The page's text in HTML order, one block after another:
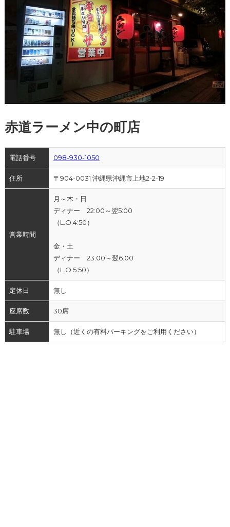
赤道ラーメン中の町店
電話番号 098-930-1050
住所 〒904-0031 沖縄県沖縄市上地2-2-19
営業時間
月～木・日
ディナー 22:00～翌5:00
（L.O.4:50）
金・土
ディナー 23:00～翌6:00
（L.O.5:50）
定休日 無し
座席数 30席
駐車場 無し（近くの有料パーキングをご利用ください）